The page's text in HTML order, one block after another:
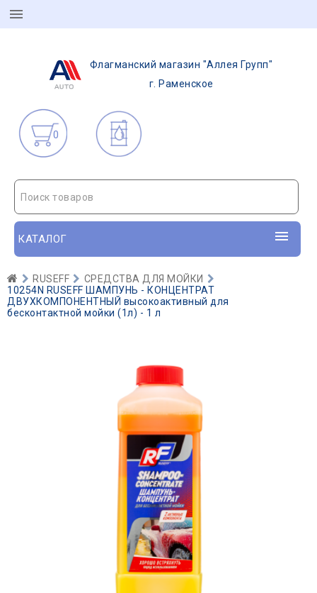
Флагманский магазин "Аллея Групп"
г. Раменское
0
Поиск товаров
КАТАЛОГ
RUSEFF
СРЕДСТВА ДЛЯ МОЙКИ
10254N RUSEFF ШАМПУНЬ - КОНЦЕНТРАТ
ДВУХКОМПОНЕНТНЫЙ высокоактивный для
бесконтактной мойки (1л) - 1 л